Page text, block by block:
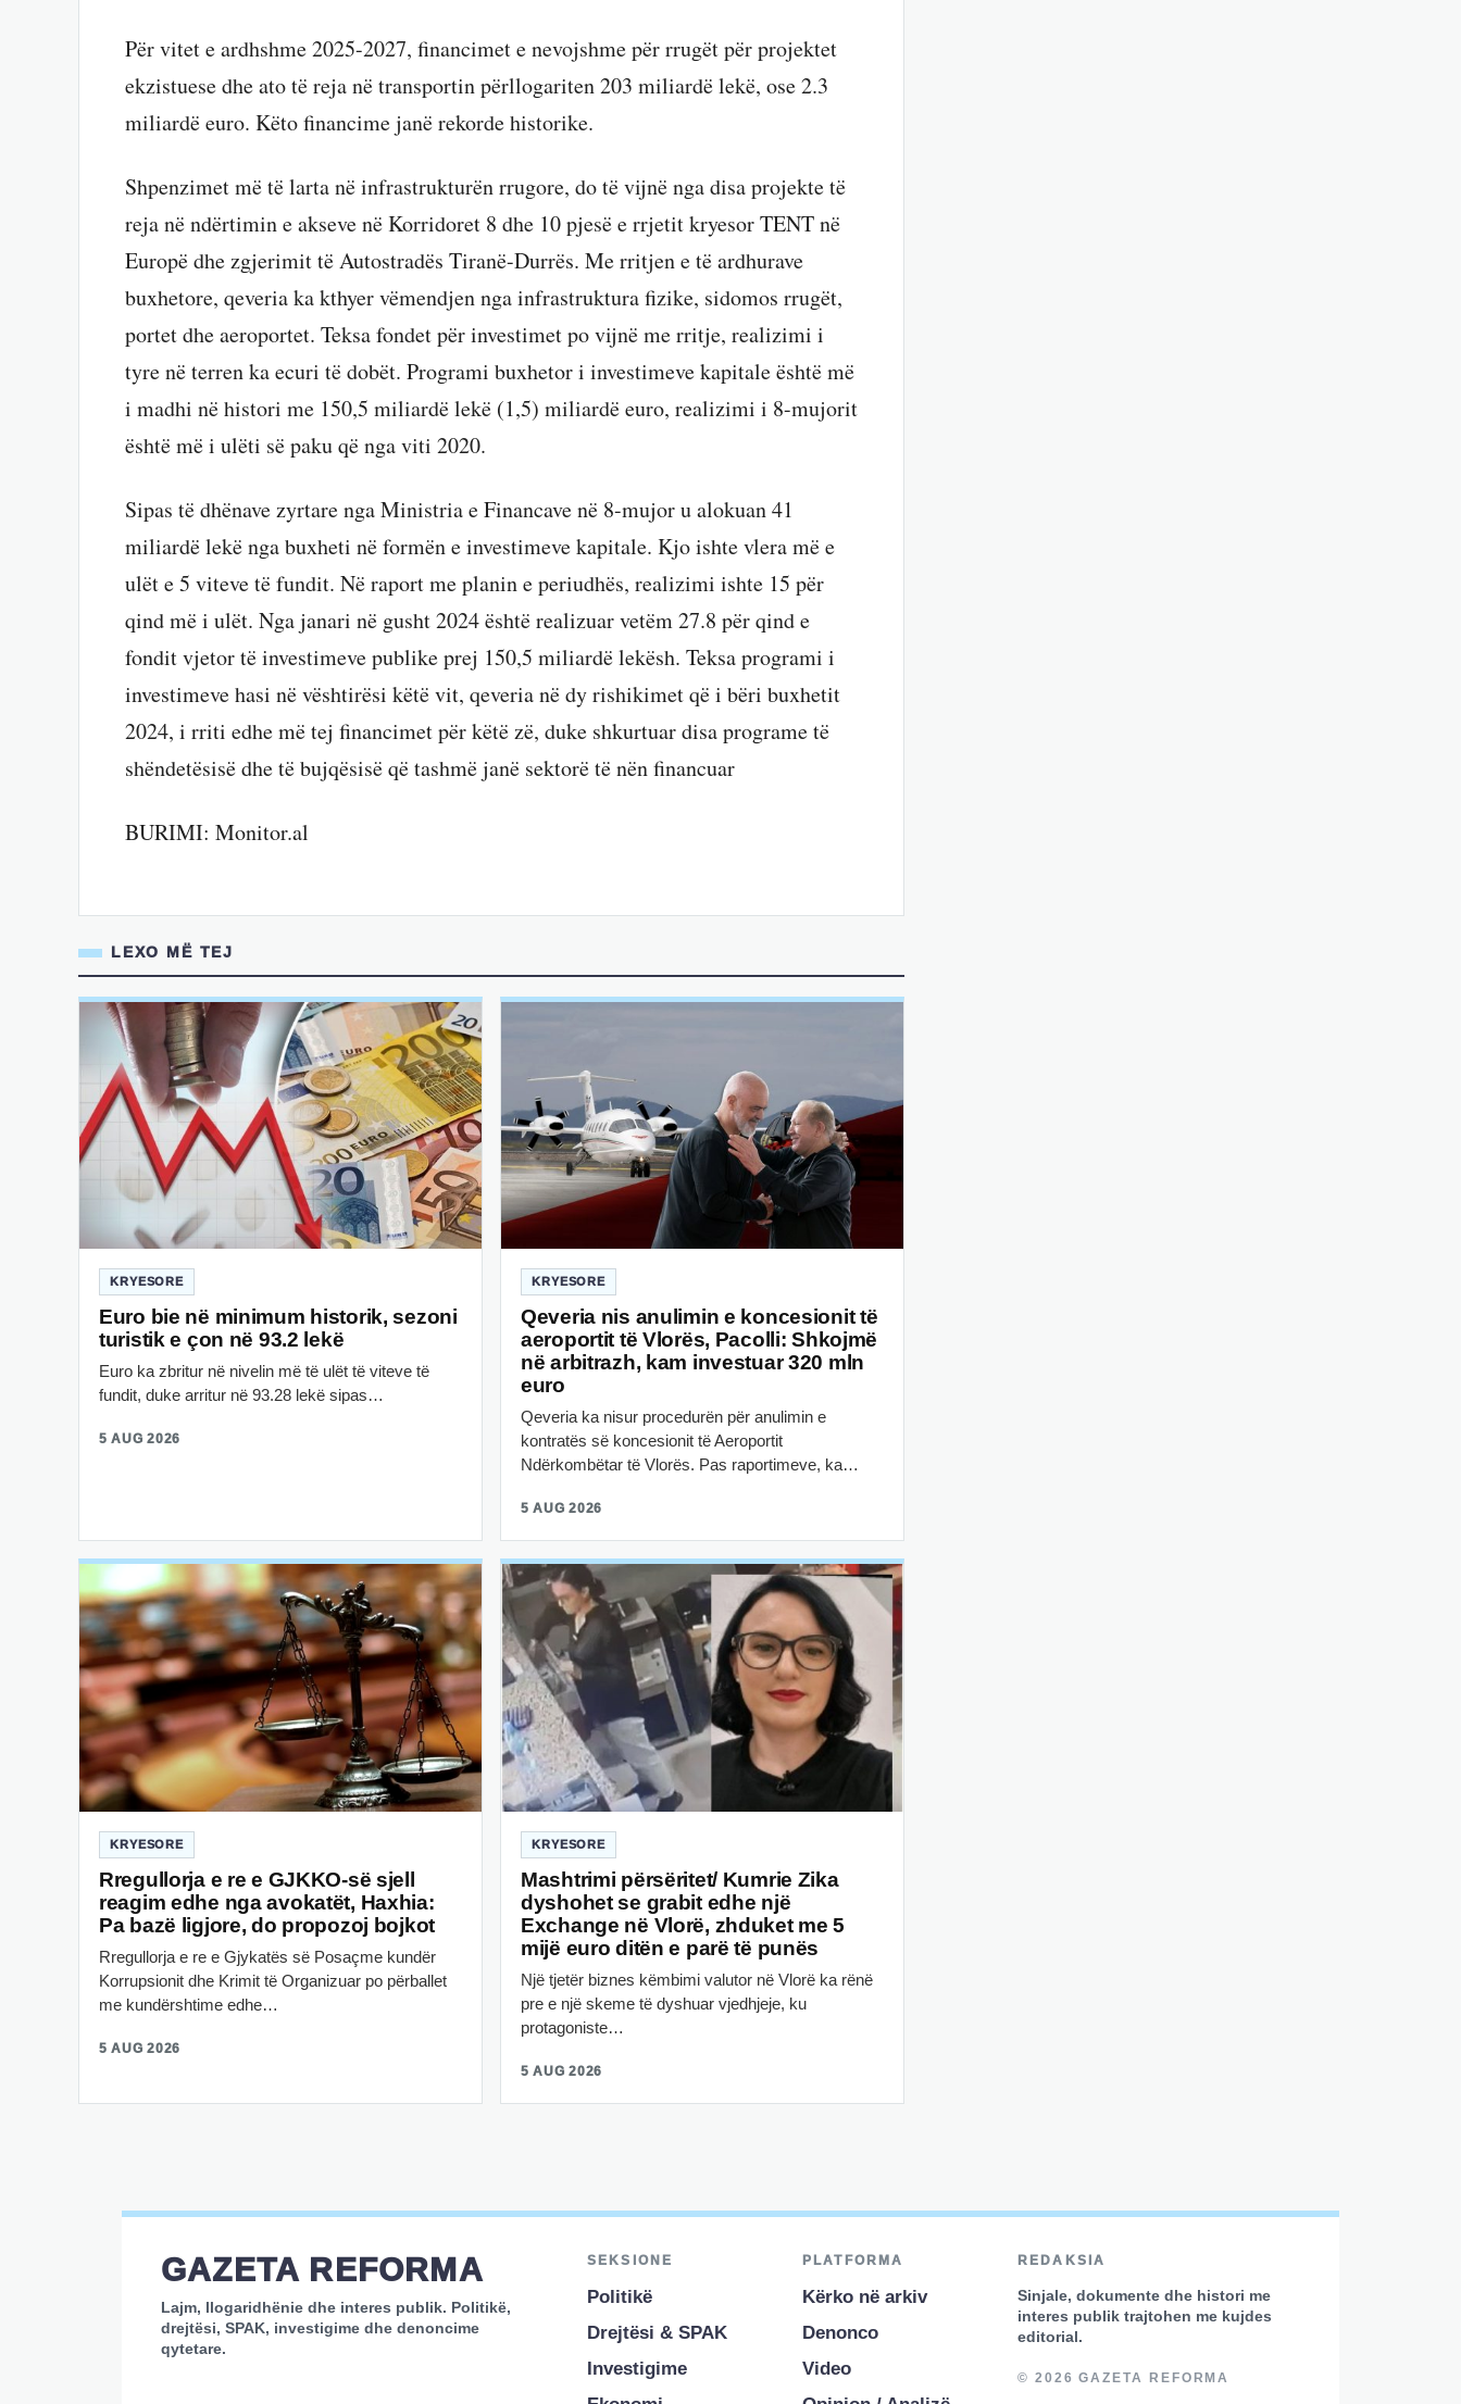
Për vitet e ardhshme 2025-2027, financimet e nevojshme për rrugët për projektet
ekzistuese dhe ato të reja në transportin përllogariten 203 miliardë lekë, ose 2.3
miliardë euro. Këto financime janë rekorde historike.
Shpenzimet më të larta në infrastrukturën rrugore, do të vijnë nga disa projekte të
reja në ndërtimin e akseve në Korridoret 8 dhe 10 pjesë e rrjetit kryesor TENT në
Europë dhe zgjerimit të Autostradës Tiranë-Durrës. Me rritjen e të ardhurave
buxhetore, qeveria ka kthyer vëmendjen nga infrastruktura fizike, sidomos rrugët,
portet dhe aeroportet. Teksa fondet për investimet po vijnë me rritje, realizimi i
tyre në terren ka ecuri të dobët. Programi buxhetor i investimeve kapitale është më
i madhi në histori me 150,5 miliardë lekë (1,5) miliardë euro, realizimi i 8-mujorit
është më i ulëti së paku që nga viti 2020.
Sipas të dhënave zyrtare nga Ministria e Financave në 8-mujor u alokuan 41
miliardë lekë nga buxheti në formën e investimeve kapitale. Kjo ishte vlera më e
ulët e 5 viteve të fundit. Në raport me planin e periudhës, realizimi ishte 15 për
qind më i ulët. Nga janari në gusht 2024 është realizuar vetëm 27.8 për qind e
fondit vjetor të investimeve publike prej 150,5 miliardë lekësh. Teksa programi i
investimeve hasi në vështirësi këtë vit, qeveria në dy rishikimet që i bëri buxhetit
2024, i rriti edhe më tej financimet për këtë zë, duke shkurtuar disa programe të
shëndetësisë dhe të bujqësisë që tashmë janë sektorë të nën financuar
BURIMI: Monitor.al
LEXO MË TEJ
KRYESORE
Euro bie në minimum historik, sezoni
turistik e çon në 93.2 lekë
Euro ka zbritur në nivelin më të ulët të viteve të
fundit, duke arritur në 93.28 lekë sipas…
5 AUG 2026
KRYESORE
Qeveria nis anulimin e koncesionit të
aeroportit të Vlorës, Pacolli: Shkojmë
në arbitrazh, kam investuar 320 mln
euro
Qeveria ka nisur procedurën për anulimin e
kontratës së koncesionit të Aeroportit
Ndërkombëtar të Vlorës. Pas raportimeve, ka…
5 AUG 2026
KRYESORE
Rregullorja e re e GJKKO-së sjell
reagim edhe nga avokatët, Haxhia:
Pa bazë ligjore, do propozoj bojkot
Rregullorja e re e Gjykatës së Posaçme kundër
Korrupsionit dhe Krimit të Organizuar po përballet
me kundërshtime edhe…
5 AUG 2026
KRYESORE
Mashtrimi përsëritet/ Kumrie Zika
dyshohet se grabit edhe një
Exchange në Vlorë, zhduket me 5
mijë euro ditën e parë të punës
Një tjetër biznes këmbimi valutor në Vlorë ka rënë
pre e një skeme të dyshuar vjedhjeje, ku
protagoniste…
5 AUG 2026
GAZETA REFORMA
Lajm, llogaridhënie dhe interes publik. Politikë,
drejtësi, SPAK, investigime dhe denoncime
qytetare.
SEKSIONE
Politikë
Drejtësi & SPAK
Investigime
PLATFORMA
Kërko në arkiv
Denonco
Video
REDAKSIA
Sinjale, dokumente dhe histori me
interes publik trajtohen me kujdes
editorial.
© 2026 GAZETA REFORMA